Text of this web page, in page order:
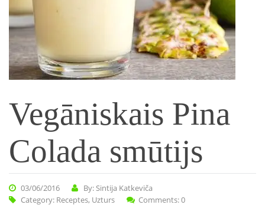
Vegāniskais Pina
Colada smūtijs
03/06/2016
By: Sintija Katkeviča
Category: Receptes, Uzturs Comments: 0